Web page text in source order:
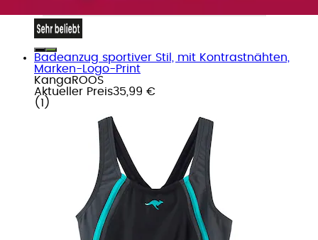
Badeanzug sportiver Stil, mit Kontrastnähten,
Marken-Logo-Print
KangaROOS
Aktueller Preis35,99 €
( 1 )